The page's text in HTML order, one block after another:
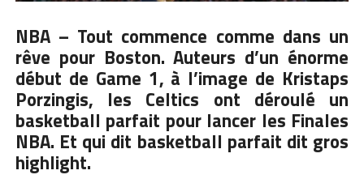
NBA – Tout commence comme dans un
rêve pour Boston. Auteurs d’un énorme
début de Game 1, à l’image de Kristaps
Porzingis, les Celtics ont déroulé un
basketball parfait pour lancer les Finales
NBA. Et qui dit basketball parfait dit gros
highlight.